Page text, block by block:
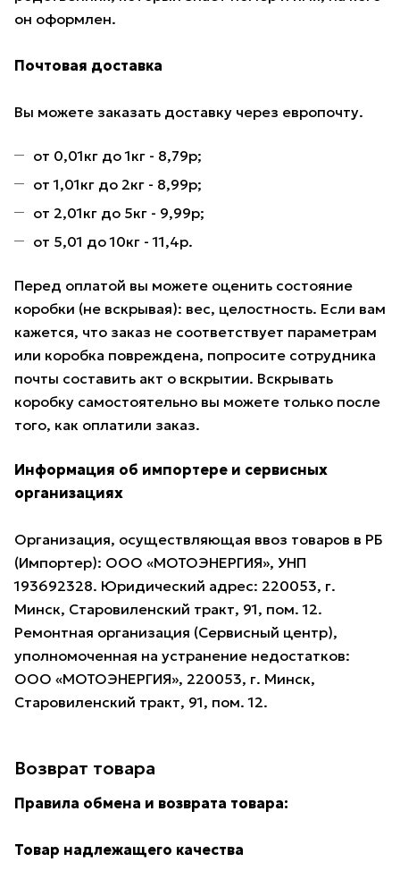
он оформлен.
Почтовая доставка
Вы можете заказать доставку через европочту.
от 0,01кг до 1кг - 8,79р;
от 1,01кг до 2кг - 8,99р;
от 2,01кг до 5кг - 9,99р;
от 5,01 до 10кг - 11,4р.
Перед оплатой вы можете оценить состояние
коробки (не вскрывая): вес, целостность. Если вам
кажется, что заказ не соответствует параметрам
или коробка повреждена, попросите сотрудника
почты составить акт о вскрытии. Вскрывать
коробку самостоятельно вы можете только после
того, как оплатили заказ.
Информация об импортере и сервисных
организациях
Организация, осуществляющая ввоз товаров в РБ
(Импортер): ООО «МОТОЭНЕРГИЯ», УНП
193692328. Юридический адрес: 220053, г.
Минск, Старовиленский тракт, 91, пом. 12.
Ремонтная организация (Сервисный центр),
уполномоченная на устранение недостатков:
ООО «МОТОЭНЕРГИЯ», 220053, г. Минск,
Старовиленский тракт, 91, пом. 12.
Возврат товара
Правила обмена и возврата товара:
Товар надлежащего качества